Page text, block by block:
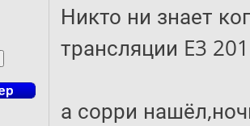
Никто ни знает
трансляции E3
а сорри